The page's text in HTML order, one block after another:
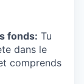
fonds: Tu
dans le
comprends